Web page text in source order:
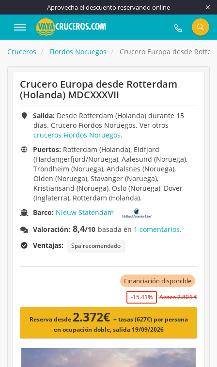
Aprovecha el descuento reservando online
917 815 555
Cruceros Fiordos Noruegos Crucero Europa desde
Crucero Europa desde Rotterdam
(Holanda) MDCXXXVII
Salida: Desde Rotterdam (Holanda) durante 15
días. Crucero Fiordos Noruegos. Ver otros
cruceros Fiordos Noruegos.
Puertos: Rotterdam (Holanda), Eidfjord
(Hardangerfjord/Noruega), Aalesund (Noruega),
Trondheim (Noruega), Andalsnes (Noruega),
Olden (Noruega), Stavanger (Noruega),
Kristiansand (Noruega), Oslo (Noruega), Dover
(Inglaterra), Rotterdam (Holanda).
Barco: Nieuw Statendam
Valoración: 8,4/10 basada en 1 comentarios.
Ventajas:
Spa recomendado
Financiación disponible
-15.41% Antes 2.804 €
Reserva desde 2.372€ + tasas (627€) por persona
en ocupación doble, salida 19/09/2026